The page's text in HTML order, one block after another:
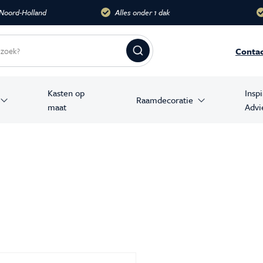
Meer dan 10.000 m2
Kasten op
maat
Raamdecoratie